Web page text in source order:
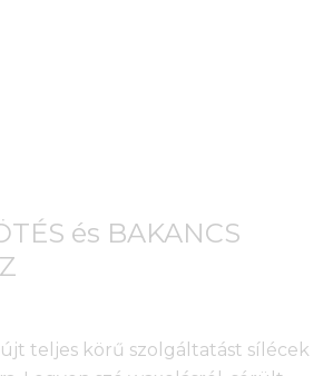
és BAKANCS
teljes körű szolgáltatást sílécek